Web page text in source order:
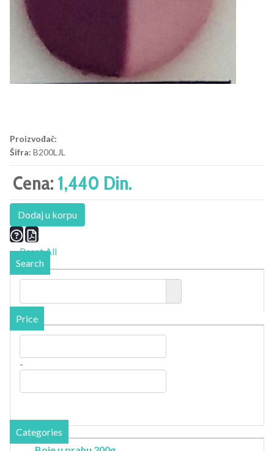
Proizvođač:
Šifra: B200LJL
Cena: 1,440 Din.
Dodaj u korpu
Reset All
Search
Price
-
Categories